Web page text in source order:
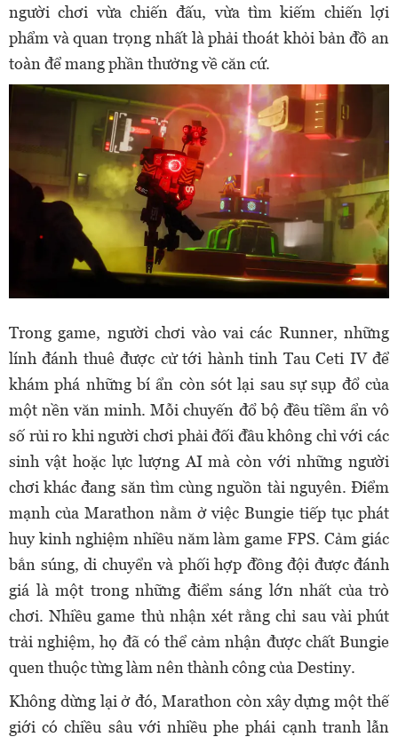
người chơi vừa chiến đấu, vừa tìm kiếm chiến lợi
phẩm và quan trọng nhất là phải thoát khỏi bản đồ an
toàn để mang phần thưởng về căn cứ.
Trong game, người chơi vào vai các Runner, những
lính đánh thuê được cử tới hành tinh Tau Ceti IV để
khám phá những bí ẩn còn sót lại sau sự sụp đổ của
một nền văn minh. Mỗi chuyến đổ bộ đều tiềm ẩn vô
số rủi ro khi người chơi phải đối đầu không chỉ với các
sinh vật hoặc lực lượng AI mà còn với những người
chơi khác đang săn tìm cùng nguồn tài nguyên. Điểm
mạnh của Marathon nằm ở việc Bungie tiếp tục phát
huy kinh nghiệm nhiều năm làm game FPS. Cảm giác
bắn súng, di chuyển và phối hợp đồng đội được đánh
giá là một trong những điểm sáng lớn nhất của trò
chơi. Nhiều game thủ nhận xét rằng chỉ sau vài phút
trải nghiệm, họ đã có thể cảm nhận được chất Bungie
quen thuộc từng làm nên thành công của Destiny.
Không dừng lại ở đó, Marathon còn xây dựng một thế
giới có chiều sâu với nhiều phe phái cạnh tranh lẫn